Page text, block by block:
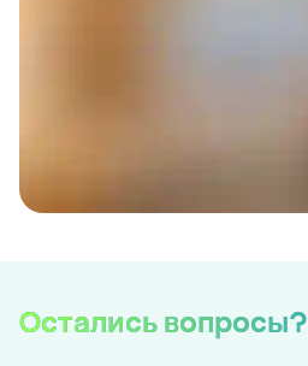
Остались вопросы?